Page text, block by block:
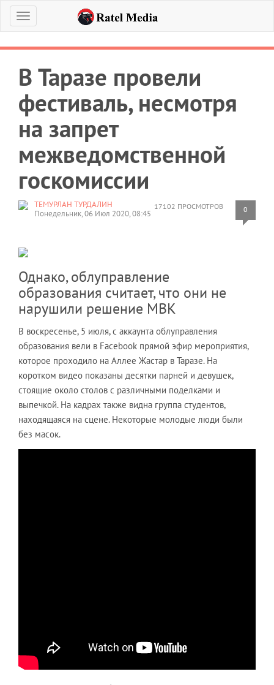
Меню
В Таразе провели
фестиваль, несмотря
на запрет
межведомственной
госкомиссии
17102 ПРОСМОТРОВ 0
ТЕМУРЛАН ТУРДАЛИН
Понедельник, 06 Июл 2020, 08:45
Однако, облуправление
образования считает, что они не
нарушили решение МВК
В воскресенье, 5 июля, с аккаунта облуправления
образования вели в Facebook прямой эфир мероприятия,
которое проходило на Аллее Жастар в Таразе. На
коротком видео показаны десятки парней и девушек,
стоящие около столов с различными поделками и
выпечкой. На кадрах также видна группа студентов,
находящаяся на сцене. Некоторые молодые люди были
без масок.